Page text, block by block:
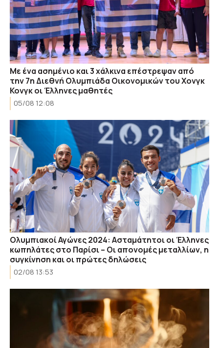
Με ένα ασημένιο και 3 χάλκινα επέστρεψαν από
την 7η Διεθνή Ολυμπιάδα Οικονομικών του Χονγκ
Κονγκ οι Έλληνες μαθητές
05/08 12:08
Ολυμπιακοί Αγώνες 2024: Ασταμάτητοι οι Έλληνες
κωπηλάτες στο Παρίσι – Οι απονομές μεταλλίων, η
συγκίνηση και οι πρώτες δηλώσεις
02/08 13:53